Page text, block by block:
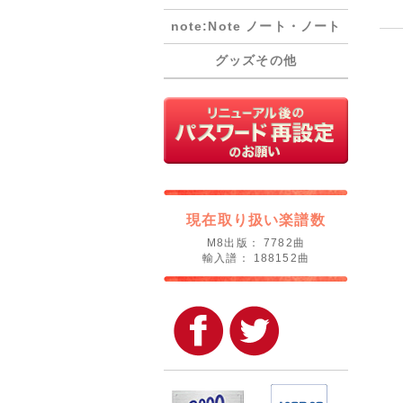
note:Note ノート・ノート
グッズその他
現在取り扱い楽譜数
M8出版： 7782曲
輸入譜： 188152曲